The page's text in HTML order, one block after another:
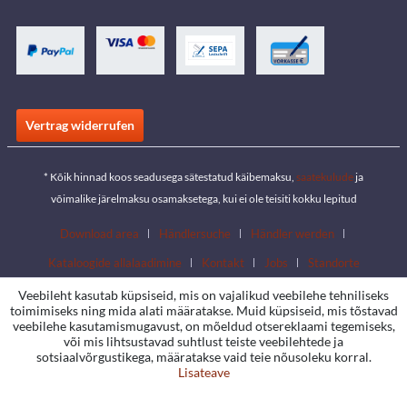
Vertrag widerrufen
* Kõik hinnad koos seadusega sätestatud käibemaksu, saatekulude ja
võimalike järelmaksu osamaksetega, kui ei ole teisiti kokku lepitud
Download area Händlersuche
Händler werden
Kataloogide allalaadimine
Kontakt Jobs Standorte
Veebileht kasutab küpsiseid, mis on vajalikud veebilehe tehniliseks
toimimiseks ning mida alati määratakse. Muid küpsiseid, mis tõstavad
veebilehe kasutamismugavust, on mõeldud otsereklaami tegemiseks,
või mis lihtsustavad suhtlust teiste veebilehtede ja
sotsiaalvõrgustikega, määratakse vaid teie nõusoleku korral.
Lisateave